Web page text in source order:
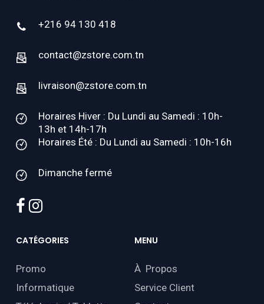
+216 94 130 418
contact@zstore.com.tn
livraison@zstore.com.tn
Horaires Hiver : Du Lundi au Samedi : 10h-
13h et 14h-17h
Horaires Été : Du Lundi au Samedi : 10h-16h
Dimanche fermé
facebook
instagram
CATÉGORIES
Promo
Informatique
MENU
À Propos
Service Client